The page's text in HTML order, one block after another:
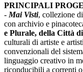
PRINCIPALI
- Mai Visti, collezione
con archivio e
e Plurale, della Città
culturali di artiste e
convenzionali del
linguaggio creativo in
riconducibili a correnti